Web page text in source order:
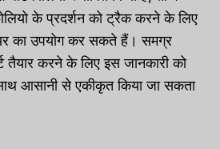
के प्रदर्शन को ट्रैक करने के लिए
का उपयोग कर सकते हैं। समग्र
तैयार करने के लिए इस जानकारी को
आसानी से एकीकृत किया जा सकता